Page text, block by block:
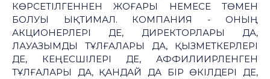
КӨРСЕТІЛГЕННЕН ЖОҒАРЫ НЕМЕСЕ ТӨМЕН
БОЛУЫ ЫҚТИМАЛ. КОМПАНИЯ - ОНЫҢ
АКЦИОНЕРЛЕРІ ДЕ, ДИРЕКТОРЛАРЫ ДА,
ЛАУАЗЫМДЫ ТҰЛҒАЛАРЫ ДА, ҚЫЗМЕТКЕРЛЕРІ
ДЕ, КЕҢЕСШІЛЕРІ ДЕ, АФФИЛИИРЛЕНГЕН
ТҰЛҒАЛАРЫ ДА, ҚАНДАЙ ДА БІР ӨКІЛДЕРІ ДЕ,